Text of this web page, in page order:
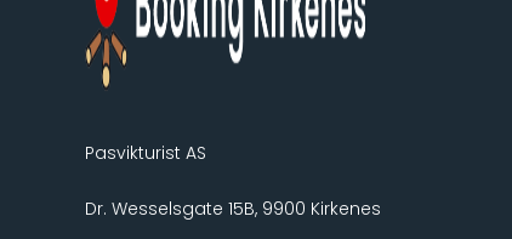
Pasvikturist AS
Dr. Wesselsgate 15B, 9900 Kirkenes